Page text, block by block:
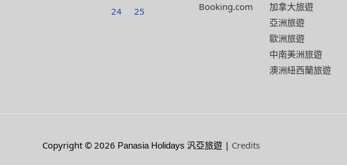
Booking.com
加拿大旅遊
亞洲旅遊
歐洲旅遊
中南美洲旅遊
澳洲紐西蘭旅遊
Copyright © 2026 Panasia Holidays 汎亞旅遊 | Credits